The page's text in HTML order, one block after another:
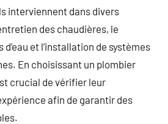
interviennent dans divers
des chaudières, le
et l’installation de systèmes
En choisissant un plombier
crucial de vérifier leur
afin de garantir des